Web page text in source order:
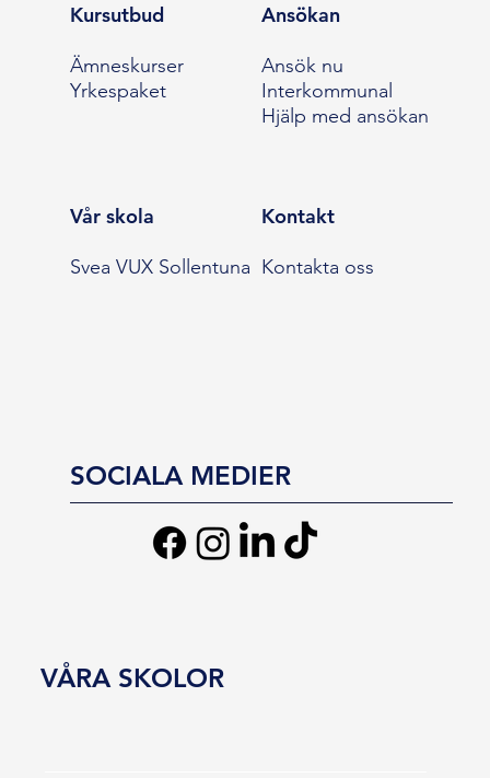
Kursutbud
Ämneskurser
Yrkespaket
Ansökan
Ansök nu
Interkommunal
Hjälp med ansökan
Vår skola
Svea VUX Sollentuna
Kontakt
Kontakta oss
SOCIALA MEDIER
VÅRA SKOLOR